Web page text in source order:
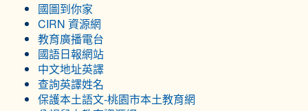
國圖到你家
CIRN 資源網
教育廣播電台
國語日報網站
中文地址英譯
查詢英譯姓名
保護本土語文-桃園市本土教育網